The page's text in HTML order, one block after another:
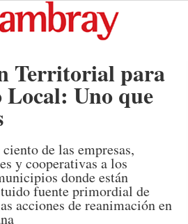
Territorial para
Uno que
de las empresas,
y cooperativas a los
donde están
fuente primordial de
acciones de reanimación en